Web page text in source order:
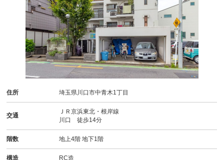
住所 埼玉県川口市中青木1丁目
交通
ＪＲ京浜東北・根岸線
川口 徒歩14分
階数 地上4階 地下1階
構造 RC造